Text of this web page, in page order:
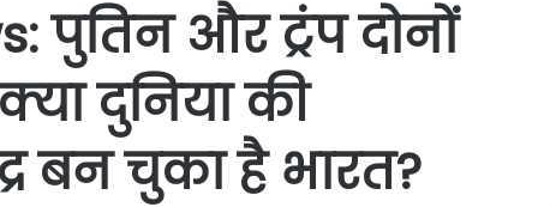
पुतिन और ट्रंप दोनों
दुनिया की
बन चुका है भारत?